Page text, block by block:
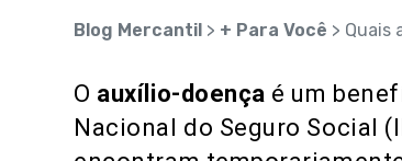
Blog Mercantil > + Para Você > Quais
O auxílio-doença é um
Nacional do Seguro Social